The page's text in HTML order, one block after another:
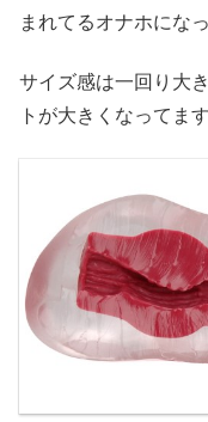
まれてるオナホにな
サイズ感は一回り大
トが大きくなってます